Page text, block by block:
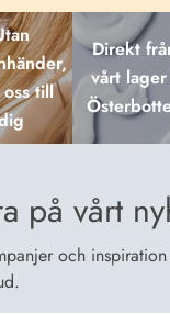
till
Direkt
vårt
på vårt
och